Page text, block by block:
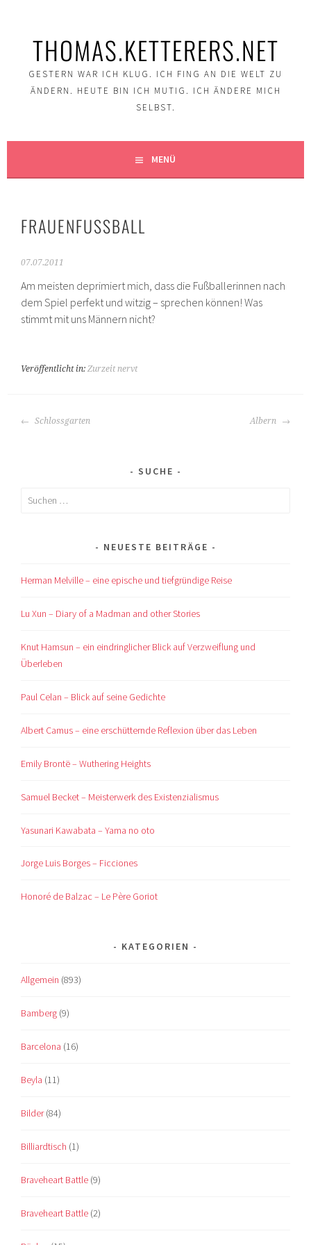
THOMAS.KETTERERS.NET
GESTERN WAR ICH KLUG. ICH FING AN DIE WELT ZU
ÄNDERN. HEUTE BIN ICH MUTIG. ICH ÄNDERE MICH
SELBST.
MENÜ
FRAUENFUSSBALL
07.07.2011
Am meisten deprimiert mich, dass die Fußballerinnen nach
dem Spiel perfekt und witzig – sprechen können! Was
stimmt mit uns Männern nicht?
Veröffentlicht in:Zurzeit nervt
BEITRAGS-
Schlossgarten Albern
SUCHE
Suchen
NEUESTE BEITRÄGE
Herman Melville – eine epische und tiefgründige Reise
Lu Xun – Diary of a Madman and other Stories
Knut Hamsun – ein eindringlicher Blick auf Verzweiflung und
Überleben
Paul Celan – Blick auf seine Gedichte
Albert Camus – eine erschütternde Reflexion über das Leben
Emily Brontë – Wuthering Heights
Samuel Becket – Meisterwerk des Existenzialismus
Yasunari Kawabata – Yama no oto
Jorge Luis Borges – Ficciones
Honoré de Balzac – Le Père Goriot
KATEGORIEN
Allgemein (893)
Bamberg (9)
Barcelona (16)
Beyla (11)
Bilder(84)
Billiardtisch (1)
Braveheart Battle (9)
Braveheart Battle (2)